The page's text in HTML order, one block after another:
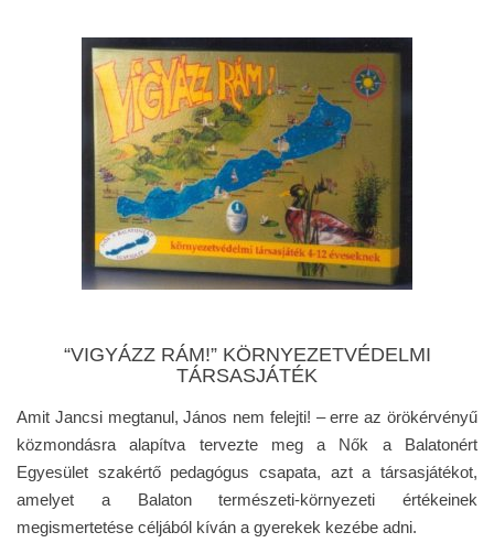
“VIGYÁZZ RÁM!” KÖRNYEZETVÉDELMI
TÁRSASJÁTÉK
Amit Jancsi megtanul, János nem felejti! – erre az örökérvényű
közmondásra alapítva tervezte meg a Nők a Balatonért
Egyesület szakértő pedagógus csapata, azt a társasjátékot,
amelyet a Balaton természeti-környezeti értékeinek
megismertetése céljából kíván a gyerekek kezébe adni.